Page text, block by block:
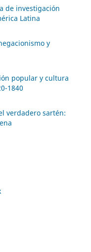
de investigación
Latina
y
popular y cultura
1840
verdadero sartén: